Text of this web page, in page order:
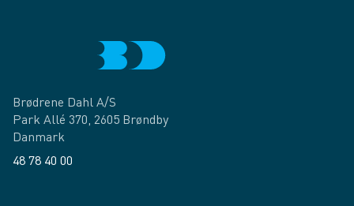
Brødrene Dahl A/S
Park Allé 370, 2605 Brøndby
Danmark
48 78 40 00